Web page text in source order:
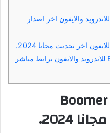
تحميل لعبة Boomer Simulator للاندرويد والايفون اخر اصدار
مميزات لعبة Boomer Simulator للاندرويد والايفون برابط مباشر
معلومات عن لعبة Boomer